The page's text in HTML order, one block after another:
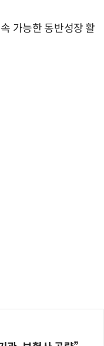
가능한 동반성장 활